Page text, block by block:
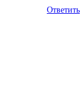
Ответить